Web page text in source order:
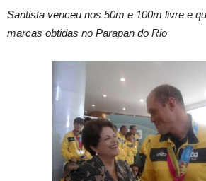
Santista venceu nos 50m e 100m livre e
marcas obtidas no Parapan do Rio